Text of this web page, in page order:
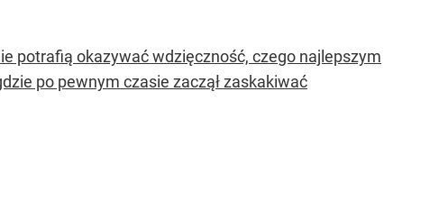
potrafią okazywać wdzięczność, czego najlepszym
po pewnym czasie zaczął zaskakiwać